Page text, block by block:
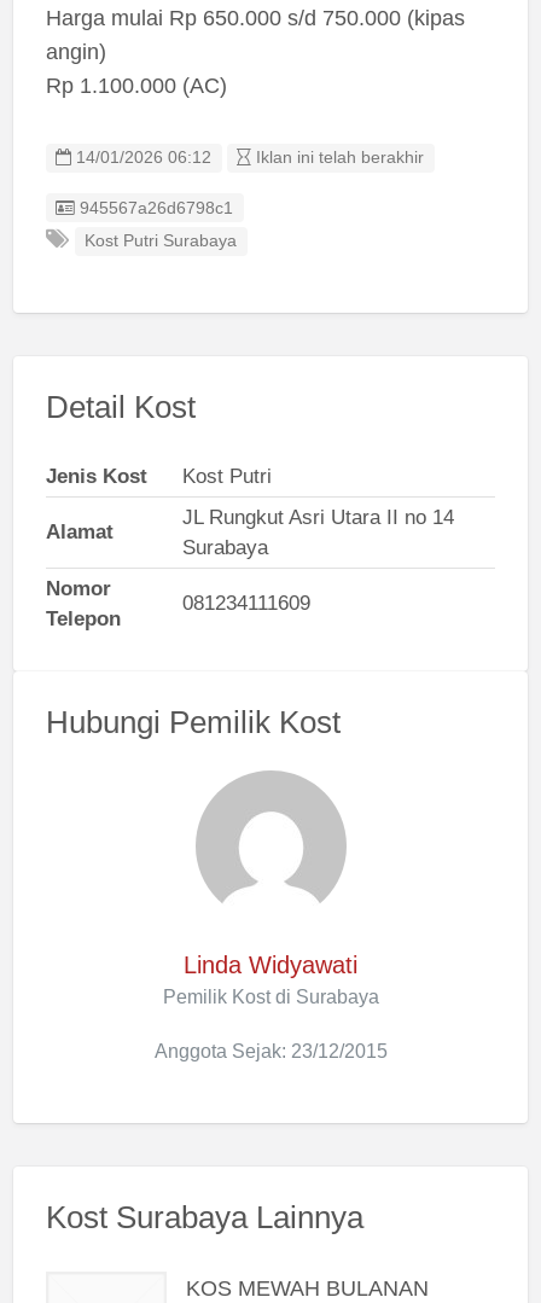
Harga mulai Rp 650.000 s/d 750.000 (kipas
angin)
Rp 1.100.000 (AC)
14/01/2026 06:12 Iklan ini telah berakhir
Listing ID
945567a26d6798c1
Kost Putri Surabaya
Detail Kost
Jenis Kost Kost Putri
Alamat
JL Rungkut Asri Utara II no 14
Surabaya
Nomor
Telepon
081234111609
Hubungi Pemilik Kost
Linda Widyawati
Pemilik Kost di Surabaya
Anggota Sejak: 23/12/2015
Kost Surabaya Lainnya
KOS MEWAH BULANAN